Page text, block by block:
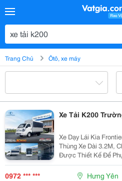
Trang Chủ Ôtô, xe máy
Xe Tải K200
Xe Dạy Lái Kia
Thùng Xe Dài 3.2M,
Được Thiết Kế Để
Kích Thước Nhỏ
0972 *** *** Hưng Yên